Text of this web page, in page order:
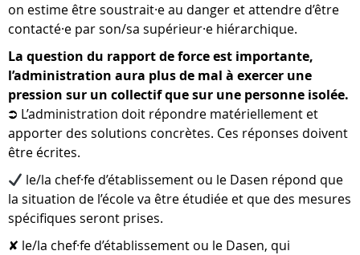
on estime être soustrait·e au danger et attendre d’être
contacté·e par son/sa supérieur·e hiérarchique.
La question du rapport de force est importante,
l’administration aura plus de mal à exercer une
pression sur un collectif que sur une personne isolée.
⮊ L’administration doit répondre matériellement et
apporter des solutions concrètes. Ces réponses doivent
être écrites.
le/la chef·fe d’établissement ou le Dasen répond que
la situation de l’école va être étudiée et que des mesures
spécifiques seront prises.
✘ le/la chef·fe d’établissement ou le Dasen, qui